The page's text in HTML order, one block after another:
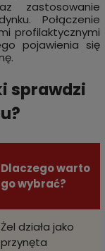
zastosowanie
Połączenie
profilaktycznymi
pojawienia się
sprawdzi
Dlaczego warto
go wybrać?
Żel działa jako
przynęta